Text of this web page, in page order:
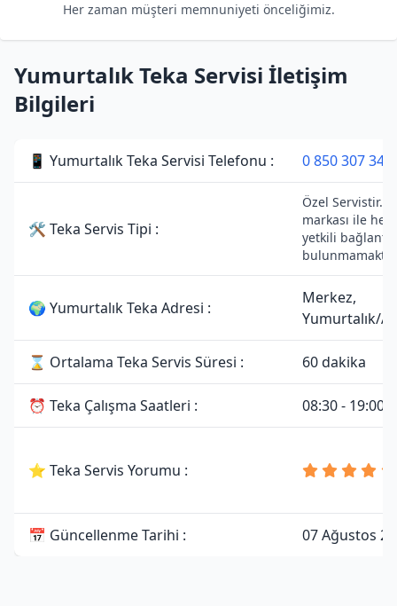
Her zaman müşteri memnuniyeti önceliğimiz.
Yumurtalık Teka Servisi İletişim
Bilgileri
📱 Yumurtalık Teka Servisi Telefonu : 0 850 307 34
🛠 Teka Servis Tipi :
Özel Servistir.
markası ile
yetkili
🌍 Yumurtalık Teka Adresi :
Merkez,
Yumurtalık/
⌛ Ortalama Teka Servis Süresi : 60 dakika
⏰ Teka Çalışma Saatleri : 08:30 - 19:00
⭐ Teka Servis Yorumu :
📅 Güncellenme Tarihi : 07 Ağustos